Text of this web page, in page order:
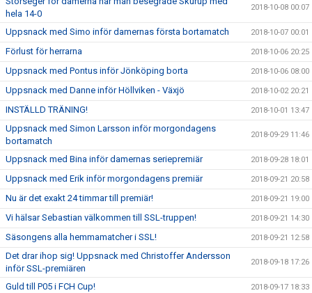
hela 14-0
2018-10-08 00:07
Uppsnack med Simo inför damernas första bortamatch 2018-10-07 00:01
Förlust för herrarna 2018-10-06 20:25
Uppsnack med Pontus inför Jönköping borta 2018-10-06 08:00
Uppsnack med Danne inför Höllviken - Växjö 2018-10-02 20:21
INSTÄLLD TRÄNING! 2018-10-01 13:47
Uppsnack med Simon Larsson inför morgondagens
bortamatch
2018-09-29 11:46
Uppsnack med Bina inför damernas seriepremiär 2018-09-28 18:01
Uppsnack med Erik inför morgondagens premiär 2018-09-21 20:58
Nu är det exakt 24 timmar till premiär! 2018-09-21 19:00
Vi hälsar Sebastian välkommen till SSL-truppen! 2018-09-21 14:30
Säsongens alla hemmamatcher i SSL! 2018-09-21 12:58
Det drar ihop sig! Uppsnack med Christoffer Andersson
inför SSL-premiären
2018-09-18 17:26
Guld till P05 i FCH Cup! 2018-09-17 18:33